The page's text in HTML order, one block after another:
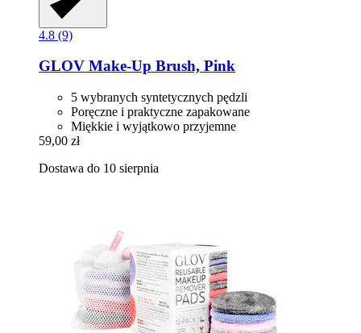
4.8 (9)
GLOV Make-​Up Brush, Pink
5 wybranych syntetycznych pędzli
Poręczne i praktyczne zapakowane
Miękkie i wyjątkowo przyjemne
59,00 zł
Dostawa do 10 sierpnia